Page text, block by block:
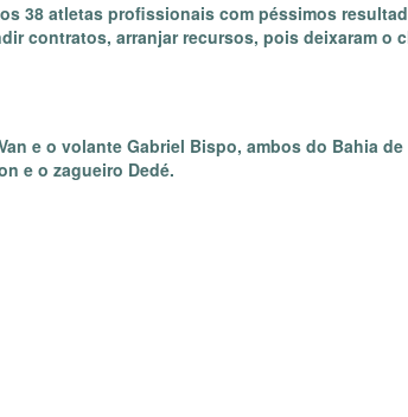
38 atletas profissionais com péssimos
contratos, arranjar recursos, pois deixaram o
e o volante Gabriel Bispo, ambos do Bahia de
e o zagueiro Dedé.